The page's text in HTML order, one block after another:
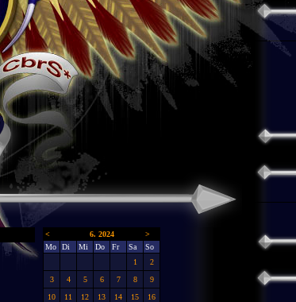
< 6. 2024
>
Mo
Di Mi Do Fr Sa
So
1
2
3
4 5 6 7 8
9
10
11 12 13 14 15
16